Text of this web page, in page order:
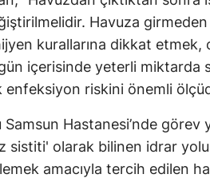
Havuza
kurallarına dikkat etmek,
içerisinde yeterli miktarda
enfeksiyon riskini önemli
Hastanesi’nde görev
sistiti' olarak bilinen idrar
amacıyla tercih edilen